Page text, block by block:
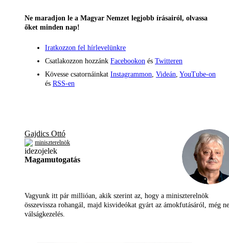
Ne maradjon le a Magyar Nemzet legjobb írásairól, olvassa
őket minden nap!
Iratkozzon fel hírlevelünkre
Csatlakozzon hozzánk Facebookon és Twitteren
Kövesse csatornáinkat Instagrammon, Videán, YouTube-on
és RSS-en
Gajdics Ottó
miniszterelnök
Magamutogatás
Vagyunk itt pár millióan, akik szerint az, hogy a miniszterelnök
összevissza rohangál, majd kisvideókat gyárt az ámokfutásáról, még
válságkezelés.